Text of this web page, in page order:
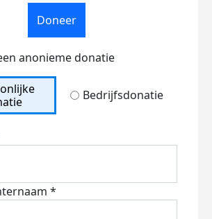
Doneer
anonieme donatie
Bedrijfsdonatie
*